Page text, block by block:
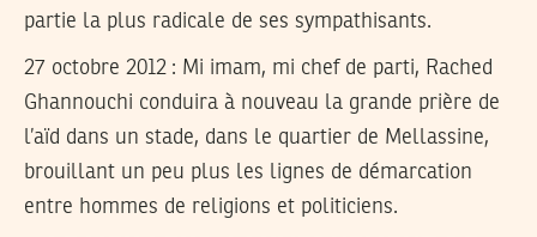
partie la plus radicale de ses sympathisants.
27 octobre 2012 : Mi imam, mi chef de parti, Rached
Ghannouchi conduira à nouveau la grande prière de
l’aïd dans un stade, dans le quartier de Mellassine,
brouillant un peu plus les lignes de démarcation
entre hommes de religions et politiciens.